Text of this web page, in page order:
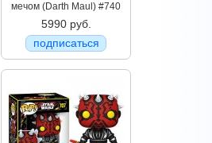
мечом (Darth Maul) #740
5990 руб.
подписаться